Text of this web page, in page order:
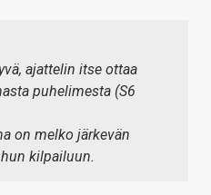
ajattelin itse ottaa
puhelimesta (S6
on melko järkevän
kilpailuun.